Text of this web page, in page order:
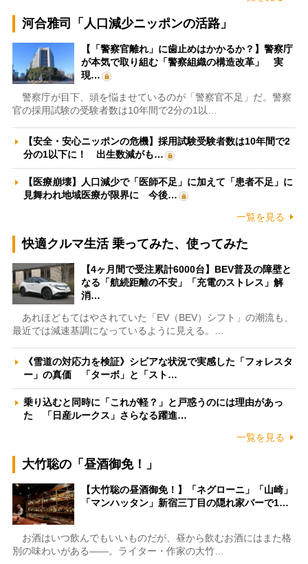
河合雅司「人口減少ニッポンの活路」
【「警察官離れ」に歯止めはかかるか？】警察庁
が本気で取り組む「警察組織の構造改革」 実
現…
警察庁が目下、頭を悩ませているのが「警察官不足」だ。警察
官の採用試験の受験者数は10年間で2分の1以…
【安全・安心ニッポンの危機】採用試験受験者数は10年間で2
分の1以下に！ 出生数減がも…
【医療崩壊】人口減少で「医師不足」に加えて「患者不足」に
見舞われ地域医療が限界に 今後…
一覧を見る
快適クルマ生活 乗ってみた、使ってみた
【4ヶ月間で受注累計6000台】BEV普及の障壁と
なる「航続距離の不安」「充電のストレス」解
消…
あれほどもてはやされていた「EV（BEV）シフト」の潮流も、
最近では減速基調になっているように見える。…
《雪道の対応力を検証》シビアな状況で実感した「フォレスタ
ー」の真価 「ターボ」と「スト…
乗り込むと同時に「これが軽？」と戸惑うのには理由があっ
た 「日産ルークス」さらなる躍進…
一覧を見る
大竹聡の「昼酒御免！」
【大竹聡の昼酒御免！】「ネグローニ」「山崎」
「マンハッタン」新宿三丁目の隠れ家バーで1…
お酒はいつ飲んでもいいものだが、昼から飲むお酒にはまた格
別の味わいがある――。ライター・作家の大竹…